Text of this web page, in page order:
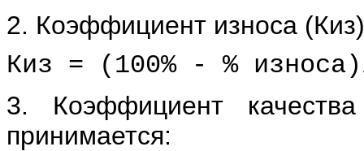
2. Коэффициент износа
Киз = (100% - %
3. Коэффициент
принимается: